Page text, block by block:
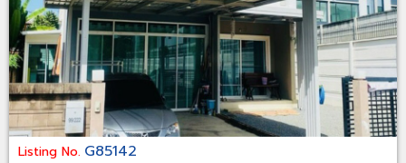
Listing No. G85142